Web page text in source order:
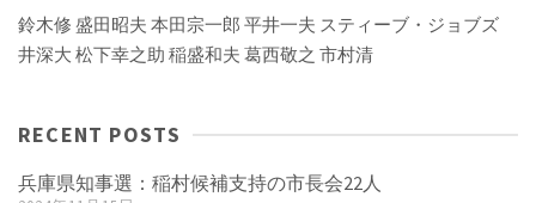
鈴木修 盛田昭夫 本田宗一郎 平井一夫 スティーブ・ジョブズ
井深大 松下幸之助 稲盛和夫 葛西敬之 市村清
RECENT POSTS
兵庫県知事選：稲村候補支持の市長会22人